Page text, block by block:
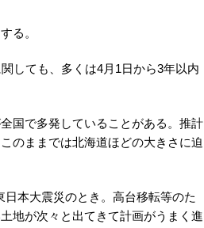
る。
しても、多くは4月1日から3年以内
国で多発していることがある。推計
のままでは北海道ほどの大きさに迫
日本大震災のとき。高台移転等のた
地が次々と出てきて計画がうまく進